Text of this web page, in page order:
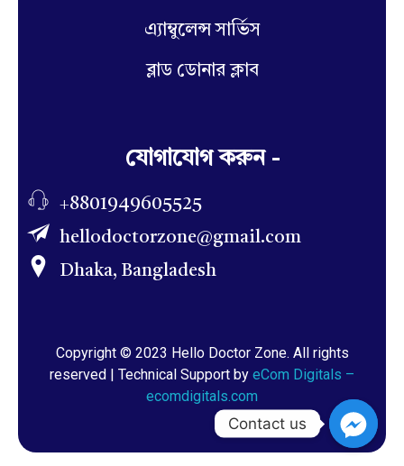
এ্যাম্বুলেন্স সার্ভিস
ব্লাড ডোনার ক্লাব
যোগাযোগ করুন -
+8801949605525
hellodoctorzone@gmail.com
Dhaka, Bangladesh
Copyright © 2023 Hello Doctor Zone. All rights
reserved | Technical Support by eCom Digitals –
ecomdigitals.com
Contact us